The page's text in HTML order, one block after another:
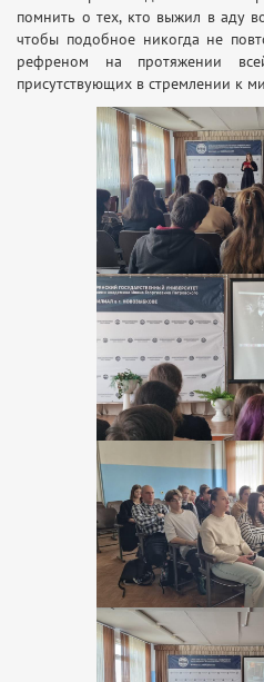
помнить о тех, кто выжил в аду
чтобы подобное никогда не
рефреном на протяжении
присутствующих в стремлении к